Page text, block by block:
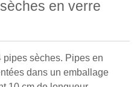
en verre
pipes sèches. Pipes en
dans un emballage